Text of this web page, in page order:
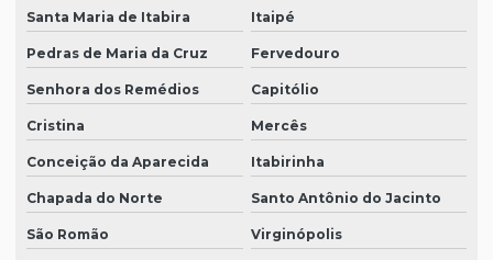
Santa Maria de Itabira Itaipé
Pedras de Maria da Cruz Fervedouro
Senhora dos Remédios Capitólio
Cristina Mercês
Conceição da Aparecida Itabirinha
Chapada do Norte Santo Antônio do Jacinto
São Romão Virginópolis